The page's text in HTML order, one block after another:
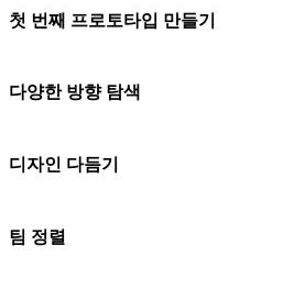
첫 번째 프로토타입 만들기
다양한 방향 탐색
디자인 다듬기
팀 정렬